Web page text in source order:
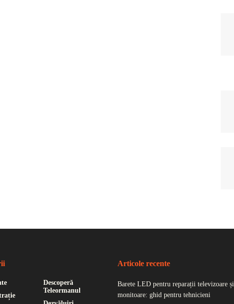
Descoperă
Teleormanul
Articole recente
Barete LED pentru reparații televizoare și
monitoare: ghid pentru tehnicieni